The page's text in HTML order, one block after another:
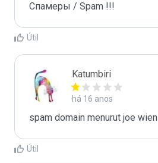
Спамеры / Spam !!!
Útil
Katumbiri
há 16 anos
spam domain menurut joe wien
Útil